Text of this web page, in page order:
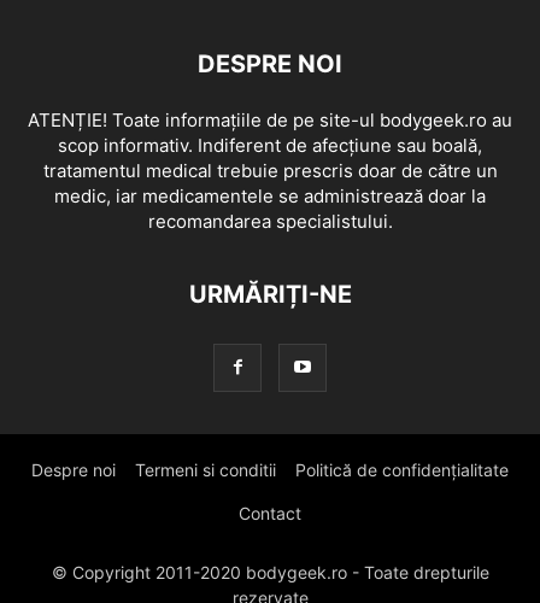
DESPRE NOI
ATENȚIE! Toate informațiile de pe site-ul bodygeek.ro au
scop informativ. Indiferent de afecțiune sau boală,
tratamentul medical trebuie prescris doar de către un
medic, iar medicamentele se administrează doar la
recomandarea specialistului.
URMĂRIȚI-NE
Despre noi Termeni si conditii Politică de confidențialitate
Contact
© Copyright 2011-2020 bodygeek.ro - Toate drepturile
rezervate